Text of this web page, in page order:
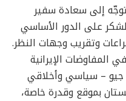
إلى سعادة سفير
على الدور الأساسي
وتقريب وجهات النظر.
الإيرانية
جيو – سياسي وأخلاقي
بموقع وقدرة خاصة،